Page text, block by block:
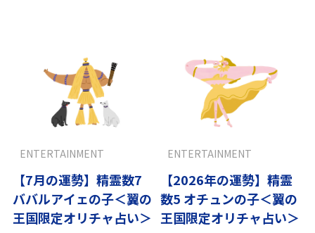
【7月の運勢】精霊数7
ババルアイェの子＜翼の
王国限定オリチャ占い＞
ENTERTAINMENT
【2026年の運勢】精霊
数5 オチュンの子＜翼の
王国限定オリチャ占い＞
ENTERTAINMENT